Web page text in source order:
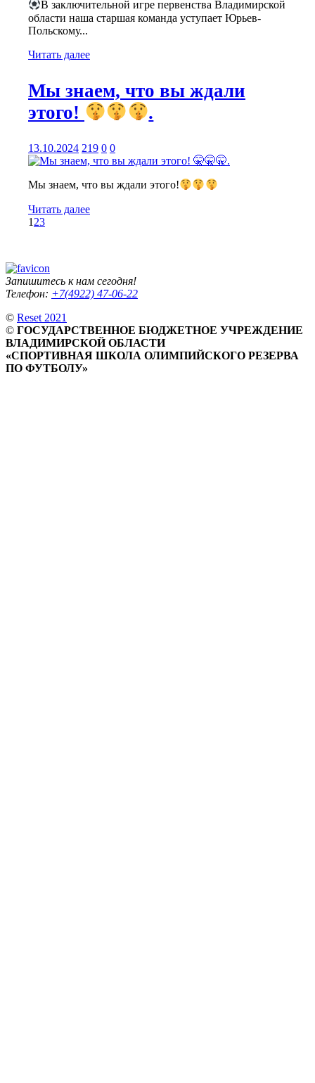
В заключительной игре первенства Владимирской
области наша старшая команда уступает Юрьев-
Польскому...
Читать далее
Мы знаем, что вы ждали
этого!
.
13.10.2024 219 0 0
Мы знаем, что вы ждали этого!
Читать далее
1 23
Запишитесь к нам сегодня!
Телефон: +7(4922) 47-06-22
© Reset 2021
© ГОСУДАРСТВЕННОЕ БЮДЖЕТНОЕ УЧРЕЖДЕНИЕ
ВЛАДИМИРСКОЙ ОБЛАСТИ
«СПОРТИВНАЯ ШКОЛА ОЛИМПИЙСКОГО РЕЗЕРВА
ПО ФУТБОЛУ»